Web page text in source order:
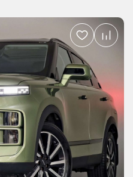
Добавить
в
избранное